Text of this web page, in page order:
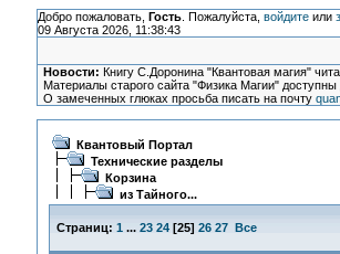
Добро пожаловать, Гость. Пожалуйста, войдитеили
09 Августа 2026, 11:38:43
Новости: Книгу С.Доронина "Квантовая магия"
Материалы старого сайта "Физика Магии"
О замеченных глюках просьба писать на почту
Квантовый Портал
Технические разделы
Корзина
из Тайного...
Страниц: 1 ... 23 24[25] 26 27 Все